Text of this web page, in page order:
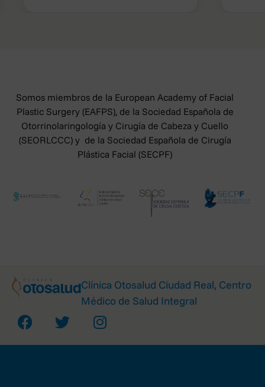
Somos miembros de la European Academy of Facial
Plastic Surgery (EAFPS), de la Sociedad Española de
Otorrinolaringología y Cirugía de Cabeza y Cuello
(SEORLCCC) y de la Sociedad Española de Cirugía
Plástica Facial (SECPF)
Clínica Otosalud Ciudad Real, Centro
Médico de Salud Integral